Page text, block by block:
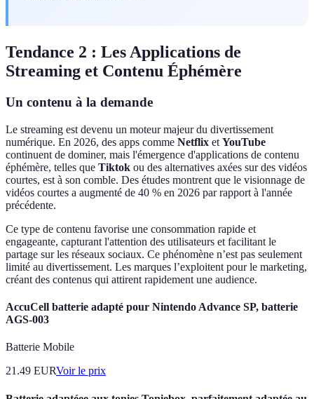
Tendance 2 : Les Applications de
Streaming et Contenu Éphémère
Un contenu à la demande
Le streaming est devenu un moteur majeur du divertissement
numérique. En 2026, des apps comme Netflix et YouTube
continuent de dominer, mais l'émergence d'applications de contenu
éphémère, telles que Tiktok ou des alternatives axées sur des vidéos
courtes, est à son comble. Des études montrent que le visionnage de
vidéos courtes a augmenté de 40 % en 2026 par rapport à l'année
précédente.
Ce type de contenu favorise une consommation rapide et
engageante, capturant l'attention des utilisateurs et facilitant le
partage sur les réseaux sociaux. Ce phénomène n’est pas seulement
limité au divertissement. Les marques l’exploitent pour le marketing,
créant des contenus qui attirent rapidement une audience.
AccuCell batterie adapté pour Nintendo Advance SP, batterie
AGS-003
Batterie Mobile
21.49 EURVoir le prix